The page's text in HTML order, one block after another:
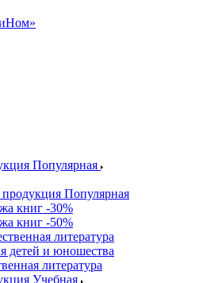
Популярная
Популярная
книг -30%
книг -50%
литература
детей и юношества
литература
Учебная